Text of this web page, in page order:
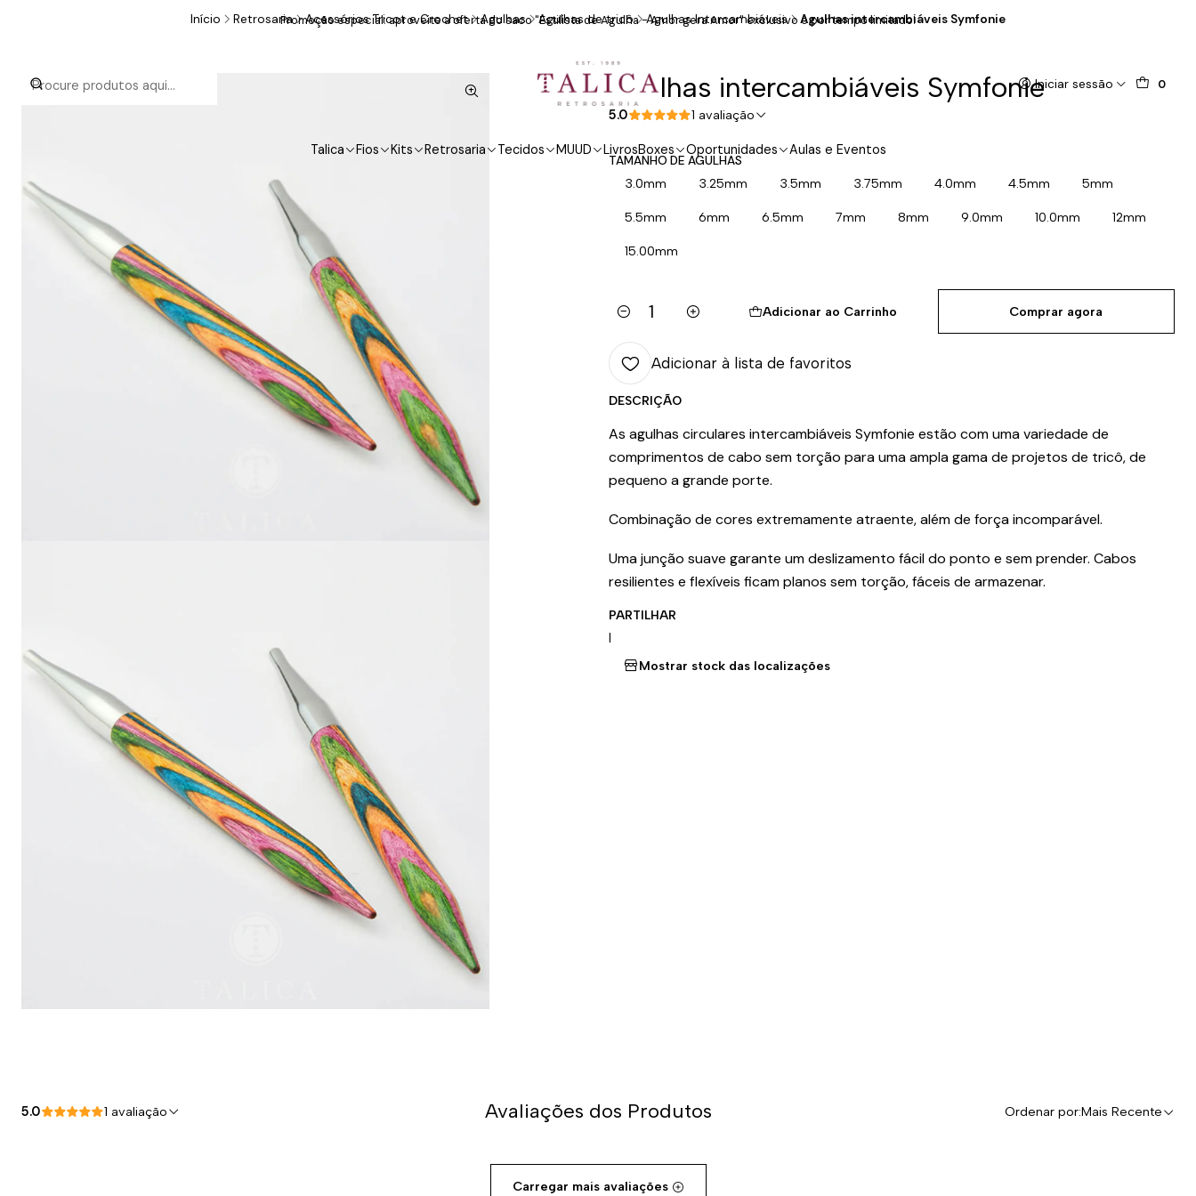
Iniciar sessão 0
Talica Fios Kits Retrosaria Tecidos MUUD LivrosBoxes Oportunidades Aulas e Eventos
Promoção especial: aproveite a oferta do saco "Estilista de Agulha - Amor gera Amor" exclusivo e por tempo limitado!
Início Retrosaria Acessórios Tricot e Crochet Agulhas Agulhas de tricô Agulhas Intercambiáveis Agulhas intercambiáveis Symfonie
Agulhas intercambiáveis Symfonie
5.0 1 avaliação
TAMANHO DE AGULHAS
3.0mm 3.25mm 3.5mm 3.75mm 4.0mm 4.5mm 5mm
5.5mm 6mm 6.5mm 7mm 8mm 9.0mm 10.0mm 12mm
15.00mm
Quantidade
Adicionar ao Carrinho Comprar agora
Adicionar à lista de favoritos
DESCRIÇÃO
As agulhas circulares intercambiáveis Symfonie estão com uma variedade de
comprimentos de cabo sem torção para uma ampla gama de projetos de tricô, de
pequeno a grande porte.
Combinação de cores extremamente atraente, além de força incomparável.
Uma junção suave garante um deslizamento fácil do ponto e sem prender. Cabos
resilientes e flexíveis ficam planos sem torção, fáceis de armazenar.
PARTILHAR
|
Mostrar stock das localizações
Avaliações dos Produtos
5.0 1 avaliação Ordenar por:Mais Recente
Carregar mais avaliações